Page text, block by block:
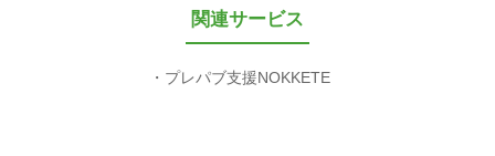
関連サービス
プレパブ支援NOKKETE